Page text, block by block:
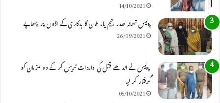
m
14/10/2021
پولیس تھانہ صدر رحیم یار خان کا بدکاری کے اڈوں پر چھاپے
26/09/2021
پولیس نے اندھے قتل کی واردات ٹریس کر کے دو ملزمان کو
گرفتار کر لیا
05/10/2021